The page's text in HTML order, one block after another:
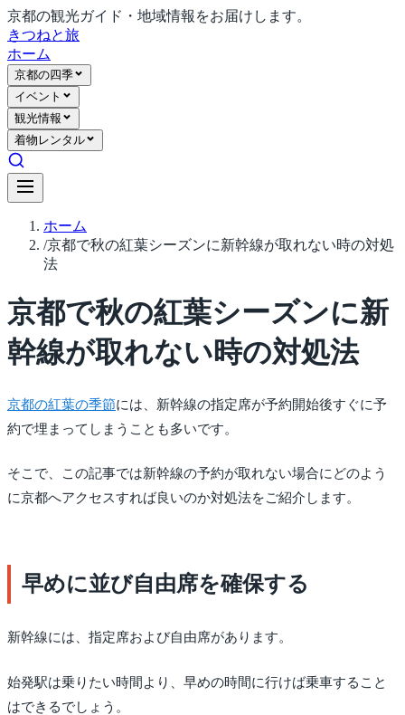
京都の観光ガイド・地域情報をお届けします。
きつねと旅
ホーム
京都の四季
イベント
観光情報
着物レンタル
ホーム
/京都で秋の紅葉シーズンに新幹線が取れない時の対処
法
京都で秋の紅葉シーズンに新
幹線が取れない時の対処法
京都の紅葉の季節には、新幹線の指定席が予約開始後すぐに予
約で埋まってしまうことも多いです。
そこで、この記事では新幹線の予約が取れない場合にどのよう
に京都へアクセスすれば良いのか対処法をご紹介します。
早めに並び自由席を確保する
新幹線には、指定席および自由席があります。
始発駅は乗りたい時間より、早めの時間に行けば乗車すること
はできるでしょう。